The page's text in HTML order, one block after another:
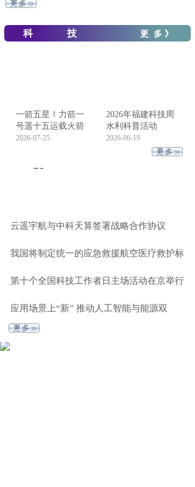
科 技 更 多 》
一箭五星！力箭一
号遥十五运载火箭
2026-07-25
2026年福建科技周
水利科普活动
2026-06-19
云遥宇航与中科天算签署战略合作协议
我国将制定统一的应急救援航空医疗救护标
第十个全国科技工作者日主场活动在京举行
应用场景上“新” 推动人工智能与能源双